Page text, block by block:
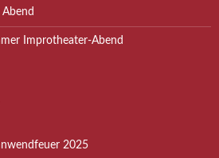
Improtheater-Abend
2025